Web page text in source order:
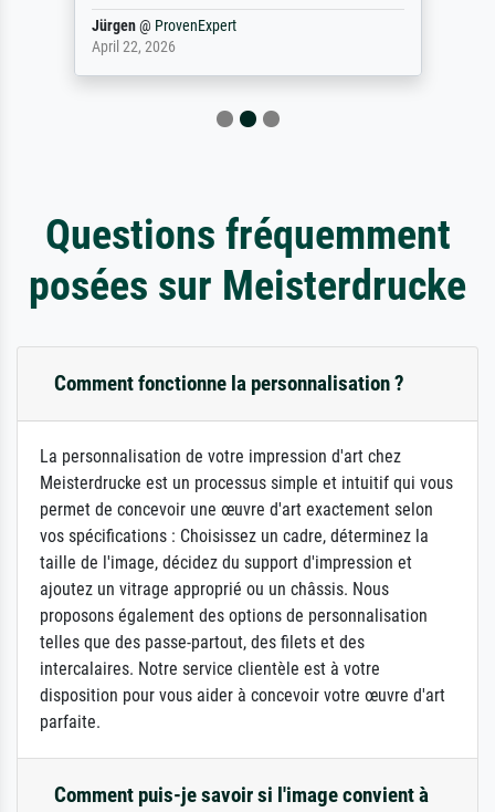
Jürgen@ ProvenExpert
April 22, 2026
Questions fréquemment
posées sur Meisterdrucke
Comment fonctionne la personnalisation ?
La personnalisation de votre impression d'art chez
Meisterdrucke est un processus simple et intuitif qui vous
permet de concevoir une œuvre d'art exactement selon
vos spécifications : Choisissez un cadre, déterminez la
taille de l'image, décidez du support d'impression et
ajoutez un vitrage approprié ou un châssis. Nous
proposons également des options de personnalisation
telles que des passe-partout, des filets et des
intercalaires. Notre service clientèle est à votre
disposition pour vous aider à concevoir votre œuvre d'art
parfaite.
Comment puis-je savoir si l'image convient à